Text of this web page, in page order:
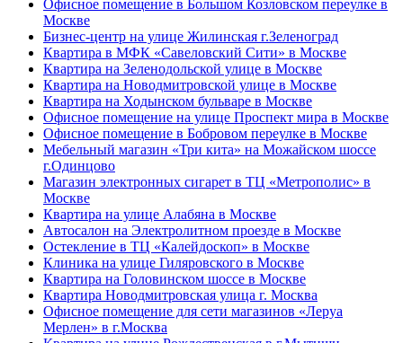
Офисное помещение в Большом Козловском переулке в
Москве
Бизнес-центр на улице Жилинская г.Зеленоград
Квартира в МФК «Савеловский Сити» в Москве
Квартира на Зеленодольской улице в Москве
Квартира на Новодмитровской улице в Москве
Квартира на Ходынском бульваре в Москве
Офисное помещение на улице Проспект мира в Москве
Офисное помещение в Бобровом переулке в Москве
Мебельный магазин «Три кита» на Можайском шоссе
г.Одинцово
Магазин электронных сигарет в ТЦ «Метрополис» в
Москве
Квартира на улице Алабяна в Москве
Автосалон на Электролитном проезде в Москве
Остекление в ТЦ «Калейдоскоп» в Москве
Клиника на улице Гиляровского в Москве
Квартира на Головинском шоссе в Москве
Квартира Новодмитровская улица г. Москва
Офисное помещение для сети магазинов «Леруа
Мерлен» в г.Москва